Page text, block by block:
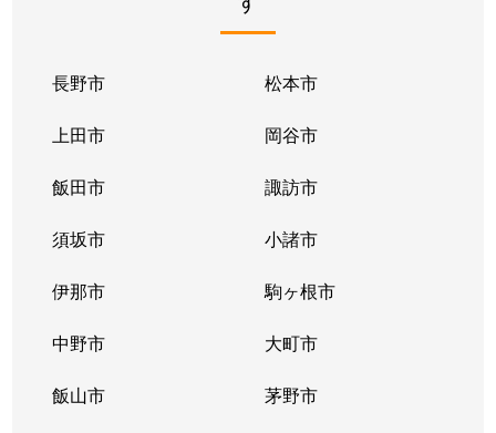
長野市 松本市
上田市 岡谷市
飯田市 諏訪市
須坂市 小諸市
伊那市 駒ヶ根市
中野市 大町市
飯山市 茅野市